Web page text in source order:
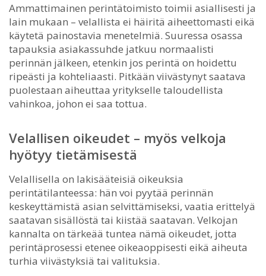
Ammattimainen perintätoimisto toimii asiallisesti ja
lain mukaan – velallista ei häiritä aiheettomasti eikä
käytetä painostavia menetelmiä. Suuressa osassa
tapauksia asiakassuhde jatkuu normaalisti
perinnän jälkeen, etenkin jos perintä on hoidettu
ripeästi ja kohteliaasti. Pitkään viivästynyt saatava
puolestaan aiheuttaa yritykselle taloudellista
vahinkoa, johon ei saa tottua.
Velallisen oikeudet – myös velkoja
hyötyy tietämisestä
Velallisella on lakisääteisiä oikeuksia
perintätilanteessa: hän voi pyytää perinnän
keskeyttämistä asian selvittämiseksi, vaatia erittelyä
saatavan sisällöstä tai kiistää saatavan. Velkojan
kannalta on tärkeää tuntea nämä oikeudet, jotta
perintäprosessi etenee oikeaoppisesti eikä aiheuta
turhia viivästyksiä tai valituksia.